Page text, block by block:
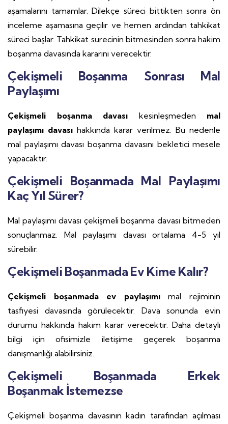
aşamalarını tamamlar. Dilekçe süreci bittikten sonra ön
inceleme aşamasına geçilir ve hemen ardından tahkikat
süreci başlar. Tahkikat sürecinin bitmesinden sonra hakim
boşanma davasında kararını verecektir.
Çekişmeli Boşanma Sonrası Mal
Paylaşımı
Çekişmeli boşanma davası kesinleşmeden mal
paylaşımı davası hakkında karar verilmez. Bu nedenle
mal paylaşımı davası boşanma davasını bekletici mesele
yapacaktır.
Çekişmeli Boşanmada Mal Paylaşımı
Kaç Yıl Sürer?
Mal paylaşımı davası çekişmeli boşanma davası bitmeden
sonuçlanmaz. Mal paylaşımı davası ortalama 4-5 yıl
sürebilir.
Çekişmeli Boşanmada Ev Kime Kalır?
Çekişmeli boşanmada ev paylaşımımal rejiminin
tasfiyesi davasında görülecektir. Dava sonunda evin
durumu hakkında hakim karar verecektir. Daha detaylı
bilgi için ofisimizle iletişime geçerek boşanma
danışmanlığı alabilirsiniz.
Çekişmeli Boşanmada Erkek
Boşanmak İstemezse
Çekişmeli boşanma davasının kadın tarafından açılması